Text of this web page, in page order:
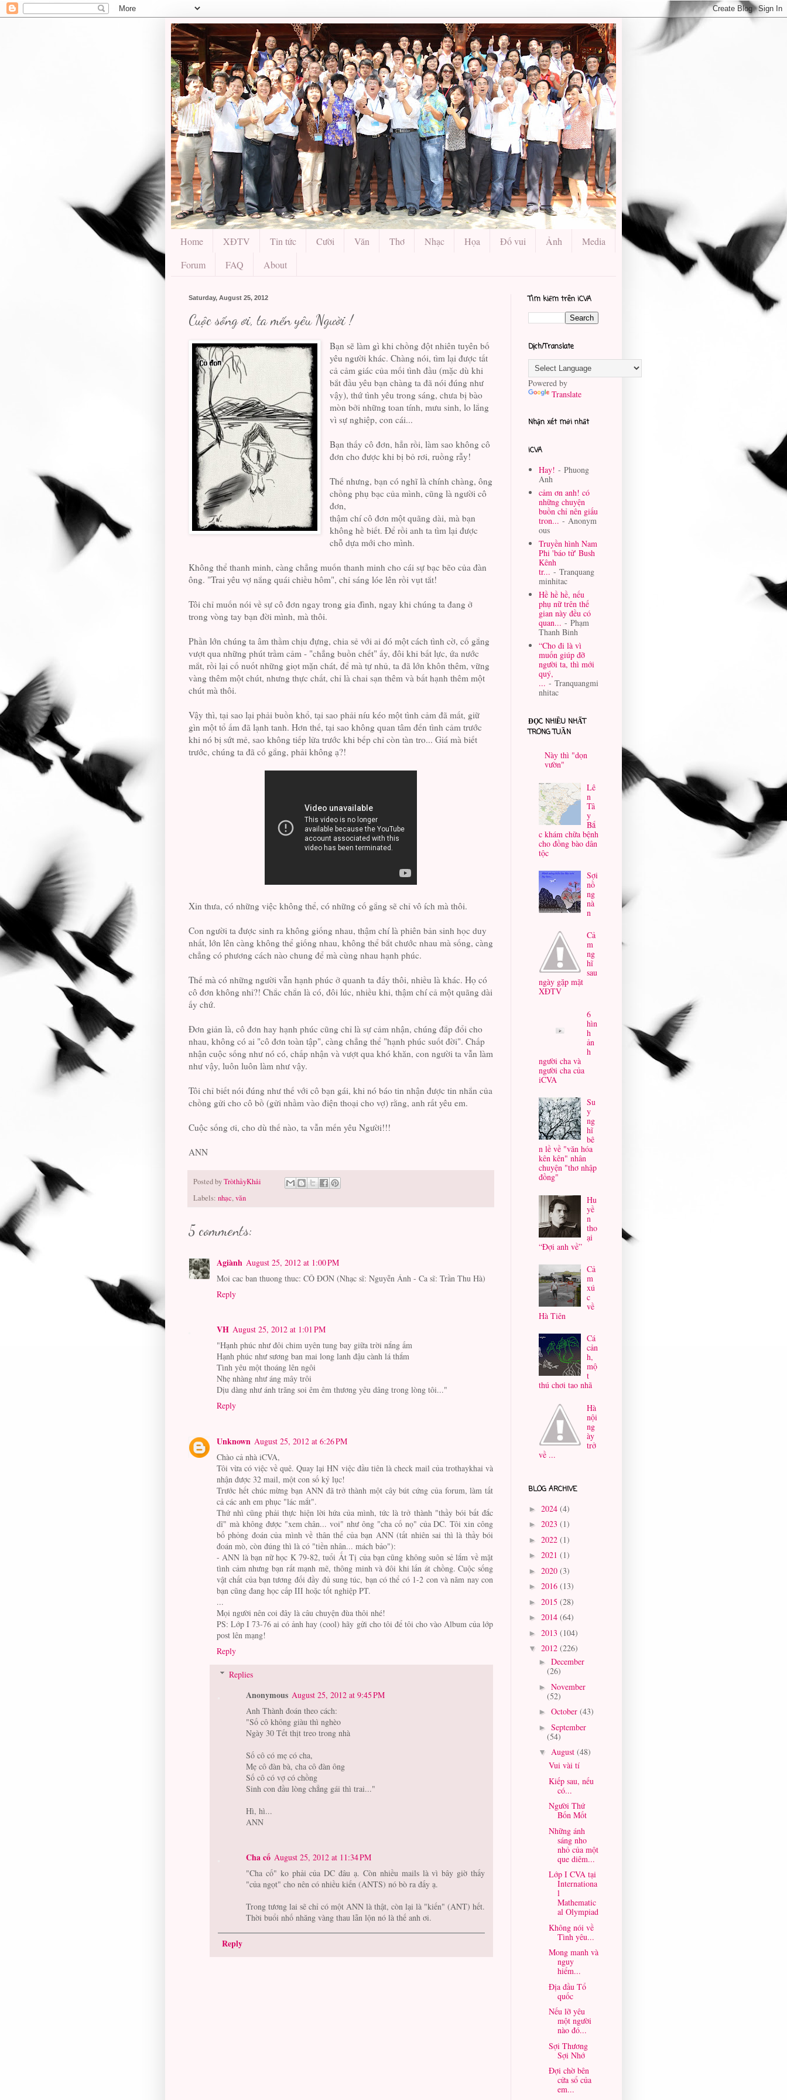
Home XĐTV Tin tức Cười Văn Thơ Nhạc Họa Đố vui Ảnh
Media
Forum
FAQ About
Saturday, August 25, 2012
Cuộc sống ơi, ta mến yêu Người !
Bạn sẽ làm gì khi chồng đột nhiên tuyên bố
yêu người khác. Chàng nói, tìm lại được tất
cả cảm giác của mối tình đầu (mặc dù khi
bắt đầu yêu bạn chàng ta đã nói đúng như
vậy), thứ tình yêu trong sáng, chưa bị bào
mòn bởi những toan tính, mưu sinh, lo lắng
vì sự nghiệp, con cái...
Bạn thấy cô đơn, hẳn rồi, làm sao không cô
đơn cho được khi bị bỏ rơi, ruồng rẫy!
Thế nhưng, bạn có nghĩ là chính chàng, ông
chồng phụ bạc của mình, cũng là người cô
đơn,
thậm chí cô đơn một quãng dài, mà bạn
không hề biết. Để rồi anh ta tìm lại được
chỗ dựa mới cho mình.
Không thể thanh minh, càng chẳng muốn thanh minh cho cái sự bạc bẽo của đàn
ông. "Trai yêu vợ nắng quái chiều hôm", chỉ sáng lóe lên rồi vụt tắt!
Tôi chỉ muốn nói về sự cô đơn ngay trong gia đình, ngay khi chúng ta đang ở
trong vòng tay bạn đời mình, mà thôi.
Phần lớn chúng ta âm thầm chịu đựng, chia sẻ với ai đó một cách tình cờ, cố gắng
vượt qua những phút trầm cảm - "chẳng buồn chết" ấy, đôi khi bất lực, ứa nước
mắt, rồi lại cố nuốt những giọt mặn chát, để mà tự nhủ, ta đã lớn khôn thêm, vững
vàng thêm một chút, nhưng thực chất, chỉ là chai sạn thêm và bất hạnh thêm một
chút mà thôi.
Vậy thì, tại sao lại phải buồn khổ, tại sao phải níu kéo một tình cảm đã mất, giữ
gìn một tổ ấm đã lạnh tanh. Hơn thế, tại sao không quan tâm đến tình cảm trước
khi nó bị sứt mẻ, sao không tiếp lửa trước khi bếp chỉ còn tàn tro... Giá mà biết
trước, chúng ta đã cố gắng, phải không ạ?!
Xin thưa, có những việc không thể, có những cố gắng sẽ chỉ vô ích mà thôi.
Con người ta được sinh ra không giống nhau, thậm chí là phiên bản sinh học duy
nhất, lớn lên càng không thể giống nhau, không thể bắt chước nhau mà sống, càng
chẳng có phương cách nào chung để mà cùng nhau hạnh phúc.
Thế mà có những người vẫn hạnh phúc ở quanh ta đấy thôi, nhiều là khác. Họ có
cô đơn không nhỉ?! Chắc chắn là có, đôi lúc, nhiều khi, thậm chí cả một quãng dài
ấy chứ.
Đơn giản là, cô đơn hay hạnh phúc cũng chỉ là sự cảm nhận, chúng đắp đổi cho
nhau, không có ai "cô đơn toàn tập", càng chẳng thể "hạnh phúc suốt đời". Chấp
nhận cuộc sống như nó có, chấp nhận và vượt qua khó khăn, con người ta vẫn làm
như vậy, luôn luôn làm như vậy.
Tôi chỉ biết nói đúng như thế với cô bạn gái, khi nó báo tin nhận được tin nhắn của
chồng gửi cho cô bồ (gửi nhầm vào điện thoại cho vợ) rằng, anh rất yêu em.
Cuộc sống ơi, cho dù thế nào, ta vẫn mến yêu Người!!!
ANN
Posted byTròthầyKhải
Labels: nhạc,văn
5 comments:
Agiành August 25, 2012 at 1:00 PM
Moi cac ban thuong thuc: CÔ ĐƠN (Nhạc sĩ: Nguyễn Ánh - Ca sĩ: Trần Thu Hà)
Reply
VH August 25, 2012 at 1:01 PM
"Hạnh phúc như đôi chim uyên tung bay giữa trời nắng ấm
Hạnh phúc như sương ban mai long lanh đậu cành lá thắm
Tình yêu một thoáng lên ngôi
Nhẹ nhàng như áng mây trôi
Dịu dàng như ánh trăng soi êm êm thương yêu dâng trong lòng tôi..."
Reply
Unknown August 25, 2012 at 6:26 PM
Chào cả nhà iCVA,
Tôi vừa có việc về quê. Quay lại HN việc đầu tiên là check mail của trothaykhai và
nhận được 32 mail, một con số kỷ lục!
Trước hết chúc mừng bạn ANN đã trở thành một cây bút cứng của forum, làm tất
cả các anh em phục "lác mắt".
Thứ nhì cũng phải thực hiện lời hứa của mình, tức là trở thành "thầy bói bất đắc
dĩ" mà không được "xem chân... voi" như ông "cha cố nọ" của DC. Tôi xin công
bố phỏng đoán của mình về thân thế của bạn ANN (tất nhiên sai thì là thầy bói
đoán mò, còn đúng thì là có "tiền nhân... mách bảo"):
- ANN là bạn nữ học K 79-82, tuổi Ất Tị của bạn cũng không suôn sẻ lắm về mặt
tình cảm nhưng bạn rất mạnh mẽ, thông minh và đôi khi lấn át chồng. Cuộc sống
vật chất của bạn tương đối đầy đủ sung túc, bạn có thể có 1-2 con và năm nay con
bạn cũng đang học cấp III hoặc tốt nghiệp PT.
...
Mọi người nên coi đây là câu chuyện đùa thôi nhé!
PS: Lớp I 73-76 ai có ảnh hay (cool) hãy gửi cho tôi để tôi cho vào Album của lớp
post lên mạng!
Reply
Replies
Anonymous August 25, 2012 at 9:45 PM
Anh Thành đoán theo cách:
"Số cô không giàu thì nghèo
Ngày 30 Tết thịt treo trong nhà
Số cô có mẹ có cha,
Mẹ cô đàn bà, cha cô đàn ông
Số cô có vợ có chồng
Sinh con đầu lòng chẳng gái thì trai..."
Hì, hì...
ANN
Cha cố August 25, 2012 at 11:34 PM
"Cha cố" ko phải của DC đâu ạ. Còn nhiều mails là vì bây giờ thấy
"của ngọt" cho nên có nhiều kiến (ANTS) nó bò ra đấy ạ.
Trong tương lai sẽ chỉ có một ANN là thật, còn lại là "kiến" (ANT) hết.
Thời buổi nhố nhăng vàng thau lẫn lộn nó là thế anh ơi.
Reply
Tìm kiếm trên iCVA
Dịch/Translate
Powered by
Translate
Nhận xét mới nhất
iCVA
Hay! - Phuong
Anh
cảm ơn anh! có
những chuyện
buồn chỉ nên giấu
tron... - Anonym
ous
Truyền hình Nam
Phi 'báo tử' Bush
Kênh
tr... - Tranquang
minhitac
Hề hề hề, nếu
phụ nữ trên thế
gian này đều có
quan... - Phạm
Thanh Binh
“Cho đi là vì
muốn giúp đỡ
người ta, thì mới
quý,
... - Tranquangmi
nhitac
ĐỌC NHIỀU NHẤT
TRONG TUẦN
Này thì "dọn
vườn"
Lê
n
Tâ
y
Bắ
c khám chữa bệnh
cho đồng bào dân
tộc
Sợi
nồ
ng
nà
n
Cả
m
ng
hĩ
sau
ngày gặp mặt
XĐTV
6
hìn
h
ản
h
người cha và
người cha của
iCVA
Su
y
ng
hĩ
bê
n lề về "văn hóa
kên kên" nhân
chuyện "thơ nhập
đồng"
Hu
yề
n
tho
ại
“Đợi anh về”
Cả
m
xú
c
về
Hà Tiên
Cá
cản
h,
mộ
t
thú chơi tao nhã
Hà
nội
ng
ày
trở
về ...
BLOG ARCHIVE
► 2024 (4)
► 2023 (1)
► 2022 (1)
► 2021 (1)
► 2020 (3)
► 2016 (13)
► 2015 (28)
► 2014 (64)
► 2013 (104)
▼ 2012 (226)
► December
(26)
► November
(52)
► October (43)
► September
(54)
▼ August (48)
Vui vài tí
Kiếp sau, nếu
có...
Người Thứ
Bốn Mốt
Những ánh
sáng nho
nhỏ của một
que diêm...
Lớp I CVA tại
Internationa
l
Mathematic
al Olympiad
Không nói về
Tình yêu...
Mong manh và
nguy
hiểm...
Địa đầu Tổ
quốc
Nếu lỡ yêu
một người
nào đó...
Sợi Thương
Sợi Nhớ
Đợi chờ bên
cửa sổ của
em...